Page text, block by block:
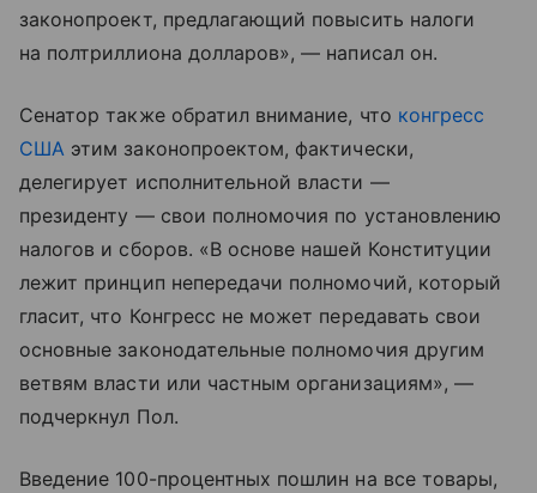
законопроект, предлагающий повысить налоги
на полтриллиона долларов», — написал он.
Сенатор также обратил внимание, что конгресс
США этим законопроектом, фактически,
делегирует исполнительной власти —
президенту — свои полномочия по установлению
налогов и сборов. «В основе нашей Конституции
лежит принцип непередачи полномочий, который
гласит, что Конгресс не может передавать свои
основные законодательные полномочия другим
ветвям власти или частным организациям», —
подчеркнул Пол.
Введение 100-процентных пошлин на все товары,